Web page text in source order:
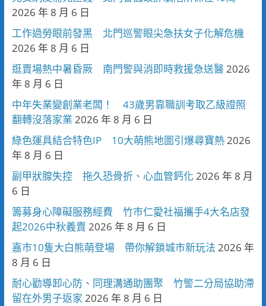
2026 年 8 月 6 日
工作過勞眼前發黑 北門巡警眼尖急扶女子化解危機
2026 年 8 月 6 日
逛賣場熱中暑昏厥 南門警與消即時救援急送醫2026
年 8 月 6 日
中年失業變創業老闆！ 43歲男靠職訓考取乙級證照
翻轉沒落家業 2026 年 8 月 6 日
綠色運具結合特色IP 10大萌熊地圖引爆尋寶熱2026
年 8 月 6 日
副甲狀腺失控 拖久恐骨折、心血管鈣化 2026 年 8 月
6 日
籌募身心障礙服務經費 竹市仁愛社福攜手4大名店發
起2026中秋義賣 2026 年 8 月 6 日
嘉市10隻大白熊萌登場 帶你解鎖城市新玩法 2026 年
8 月 6 日
耐心勸導卸心防、同理溝通助團聚 竹警二分局協助滯
留在外男子返家 2026 年 8 月 6 日